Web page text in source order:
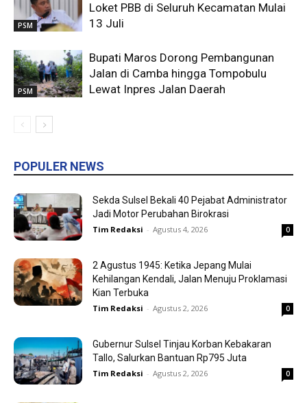
PSM
Loket PBB di Seluruh Kecamatan Mulai
13 Juli
PSM
Bupati Maros Dorong Pembangunan
Jalan di Camba hingga Tompobulu
Lewat Inpres Jalan Daerah
POPULER NEWS
Sekda Sulsel Bekali 40 Pejabat Administrator
Jadi Motor Perubahan Birokrasi
Tim Redaksi - Agustus 4, 2026 0
2 Agustus 1945: Ketika Jepang Mulai
Kehilangan Kendali, Jalan Menuju Proklamasi
Kian Terbuka
Tim Redaksi - Agustus 2, 2026 0
Gubernur Sulsel Tinjau Korban Kebakaran
Tallo, Salurkan Bantuan Rp795 Juta
Tim Redaksi - Agustus 2, 2026 0